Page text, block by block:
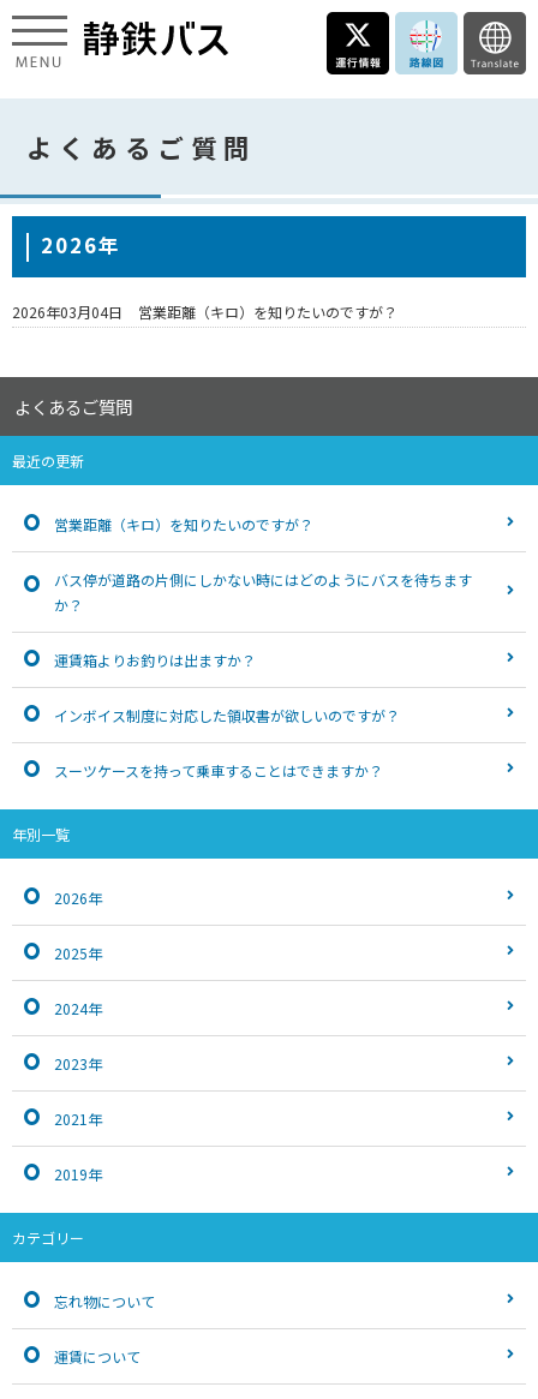
よくあるご質問
2026年
2026年03月04日 営業距離（キロ）を知りたいのですが？
よくあるご質問
最近の更新
営業距離（キロ）を知りたいのですが？
バス停が道路の片側にしかない時にはどのようにバスを待ちます
か？
運賃箱よりお釣りは出ますか？
インボイス制度に対応した領収書が欲しいのですが？
スーツケースを持って乗車することはできますか？
年別一覧
2026年
2025年
2024年
2023年
2021年
2019年
カテゴリー
忘れ物について
運賃について